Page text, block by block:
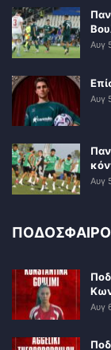
Αυγ
Αυγ
Αυγ
Αυγ